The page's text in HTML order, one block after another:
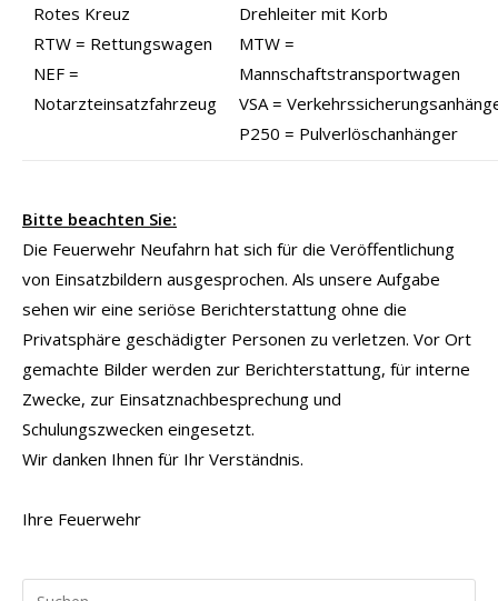
Rotes Kreuz
RTW = Rettungswagen
NEF =
Notarzteinsatzfahrzeug
Drehleiter mit Korb
MTW =
Mannschaftstransportwagen
VSA =
P250 = Pulverlöschanhänger
Bitte beachten Sie:
Die Feuerwehr Neufahrn hat sich für die Veröffentlichung
von Einsatzbildern ausgesprochen. Als unsere Aufgabe
sehen wir eine seriöse Berichterstattung ohne die
Privatsphäre geschädigter Personen zu verletzen. Vor Ort
gemachte Bilder werden zur Berichterstattung, für interne
Zwecke, zur Einsatznachbesprechung und
Schulungszwecken eingesetzt.
Wir danken Ihnen für Ihr Verständnis.
Ihre Feuerwehr